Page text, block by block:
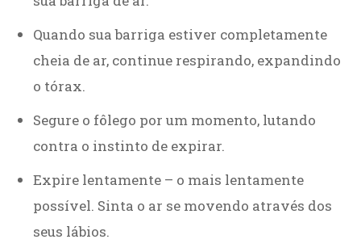
Quando sua barriga estiver completamente
cheia de ar, continue respirando, expandindo
o tórax.
Segure o fôlego por um momento, lutando
contra o instinto de expirar.
Expire lentamente – o mais lentamente
possível. Sinta o ar se movendo através dos
seus lábios.